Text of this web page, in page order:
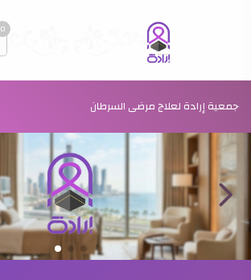
0
جمعية إرادة لعلاج مرضى السرطان